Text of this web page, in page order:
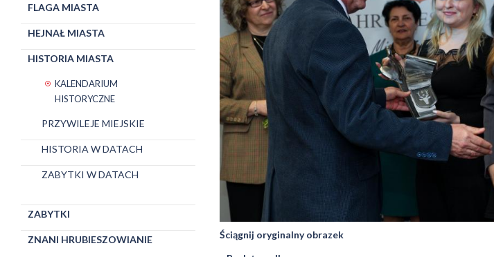
FLAGA MIASTA
HEJNAŁ MIASTA
HISTORIA MIASTA
KALENDARIUM
HISTORYCZNE
PRZYWILEJE MIEJSKIE
HISTORIA W DATACH
ZABYTKI W DATACH
ZABYTKI
ZNANI HRUBIESZOWIANIE
Ściągnij oryginalny obrazek